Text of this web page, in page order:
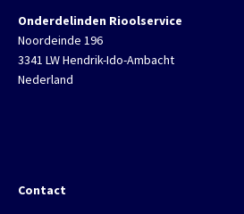
Onderdelinden Rioolservice
Noordeinde 196
3341 LW Hendrik-Ido-Ambacht
Nederland
Contact